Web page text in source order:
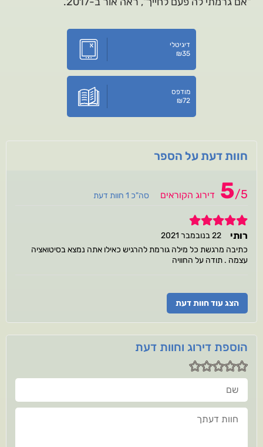
דיגיטלי
₪35
מודפס
₪72
חוות דעת על הספר
5/5 דירוג הקוראים סה"כ 1 חוות דעת
5
רותי
22 בנובמבר 2021
כתיבה מרגשת כל מילה גורמת להרגיש כאילו אתה נמצא בסיטואציה
עצמה . תודה על החוויה
הצג עוד חוות דעת
הוספת דירוג וחוות דעת
שם
חוות דעתך